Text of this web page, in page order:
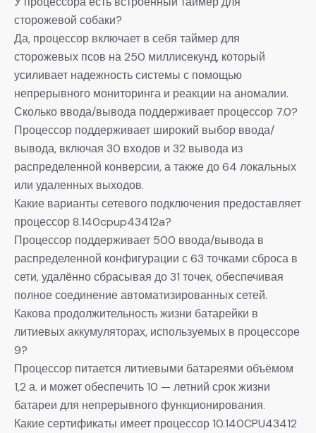
сторожевой собаки?
Да, процессор включает в себя таймер для
сторожевых псов на 250 миллисекунд, который
усиливает надежность системы с помощью
непрерывного мониторинга и реакции на аномалии.
Сколько ввода/вывода поддерживает процессор 7.0?
Процессор поддерживает широкий выбор ввода/
вывода, включая 30 входов и 32 вывода из
распределенной конверсии, а также до 64 локальных
или удаленных выходов.
Какие варианты сетевого подключения предоставляет
процессор 8.140cpup43412a?
Процессор поддерживает 500 ввода/вывода в
распределенной конфигурации с 63 точками сброса в
сети, удалённо сбрасывая до 31 точек, обеспечивая
полное соединение автоматизированных сетей.
Какова продолжительность жизни батарейки в
литиевых аккумуляторах, используемых в процессоре
9?
Процессор питается литиевыми батареями объёмом
1,2 а. и может обеспечить 10 — летний срок жизни
батареи для непрерывного функционирования.
Какие сертификаты имеет процессор 10.140CPU43412